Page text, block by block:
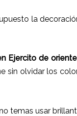
la
Ejercito de oriente
sin olvidar los
temas usar